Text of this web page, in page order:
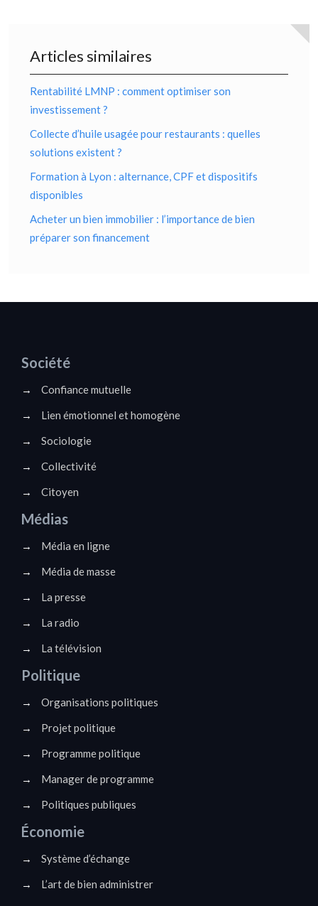
Articles similaires
Rentabilité LMNP : comment optimiser son
investissement ?
Collecte d’huile usagée pour restaurants : quelles
solutions existent ?
Formation à Lyon : alternance, CPF et dispositifs
disponibles
Acheter un bien immobilier : l’importance de bien
préparer son financement
Société
→
Confiance mutuelle
→
Lien émotionnel et homogène
→
Sociologie
→
Collectivité
→
Citoyen
Médias
→
Média en ligne
→
Média de masse
→
La presse
→
La radio
→
La télévision
Politique
→
Organisations politiques
→
Projet politique
→
Programme politique
→
Manager de programme
→
Politiques publiques
Économie
→
Système d’échange
→
L’art de bien administrer